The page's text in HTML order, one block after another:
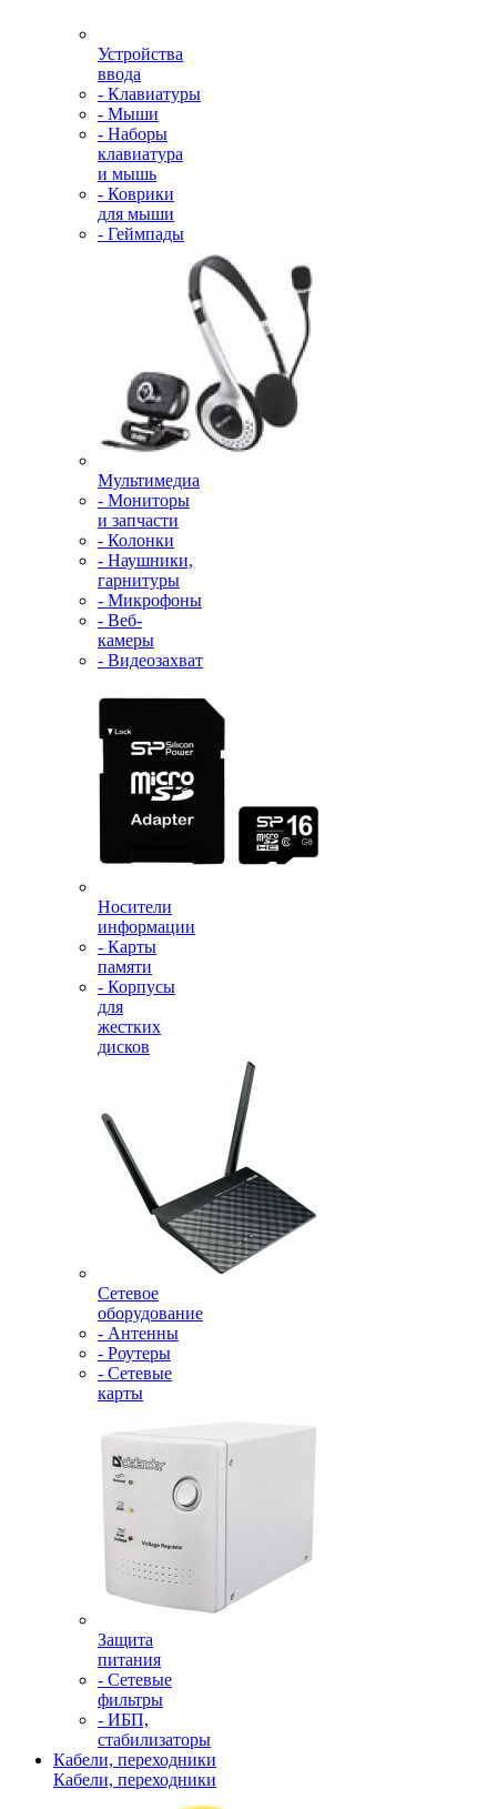
Устройства
ввода
- Клавиатуры
- Мыши
- Наборы
клавиатура
и мышь
- Коврики
для мыши
- Геймпады
Мультимедиа
- Мониторы
и запчасти
- Колонки
- Наушники,
гарнитуры
- Микрофоны
- Веб-
камеры
- Видеозахват
Носители
информации
- Карты
памяти
- Корпусы
для
жестких
дисков
Сетевое
оборудование
- Антенны
- Роутеры
- Сетевые
карты
Защита
питания
- Сетевые
фильтры
- ИБП,
стабилизаторы
Кабели, переходники
Кабели, переходники